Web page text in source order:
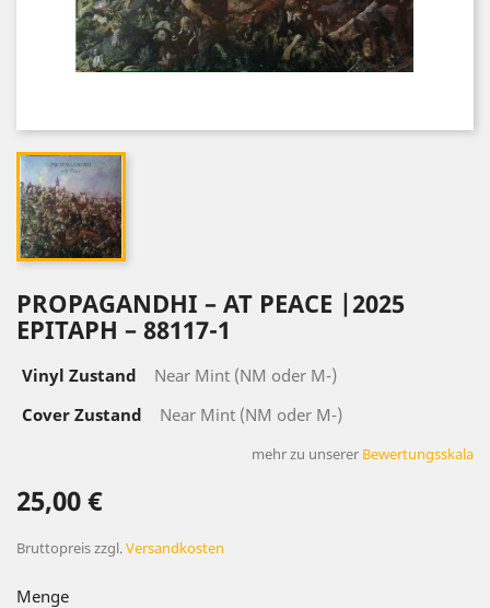
PROPAGANDHI – AT PEACE |2025
EPITAPH – 88117-1
Vinyl Zustand
Near Mint (NM oder M-)
Cover Zustand
Near Mint (NM oder M-)
mehr zu unserer Bewertungsskala
25,00 €
Bruttopreiszzgl.Versandkosten
Menge